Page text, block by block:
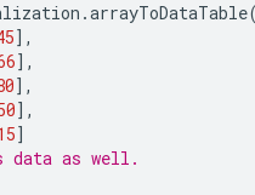
.arrayToDataTable
],
],
],
],
]
as well.